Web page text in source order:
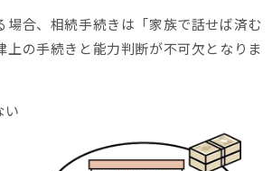
場合、相続手続きは「家族で話せば済む
上の手続きと能力判断が不可欠となりま
い